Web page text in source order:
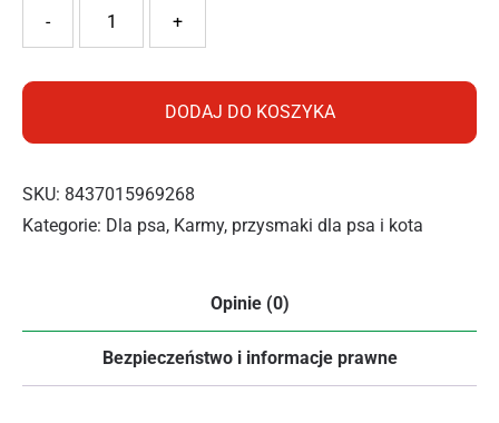
ilość ALPHA SPIRIT DWIE MAŁE HISZPAŃSKIE NOGI
+
-
DODAJ DO KOSZYKA
SKU: 8437015969268
Kategorie: Dla psa, Karmy, przysmaki dla psa i kota
Opinie (0)
Bezpieczeństwo i informacje prawne